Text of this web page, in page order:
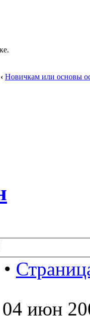
‹ Новичкам или основы
июн